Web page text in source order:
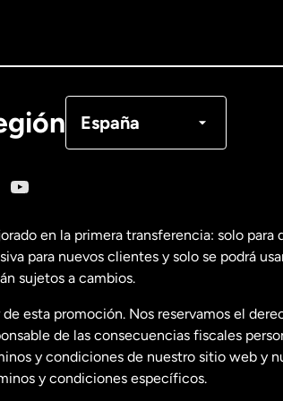
España
Estados Unidos English
Estados Unidos Español
Francia
en la primera transferencia: solo
para nuevos clientes y solo se podrá
sujetos a cambios.
de esta promoción. Nos reservamos el
de las consecuencias fiscales
y condiciones de nuestro sitio web y
y condiciones específicos.